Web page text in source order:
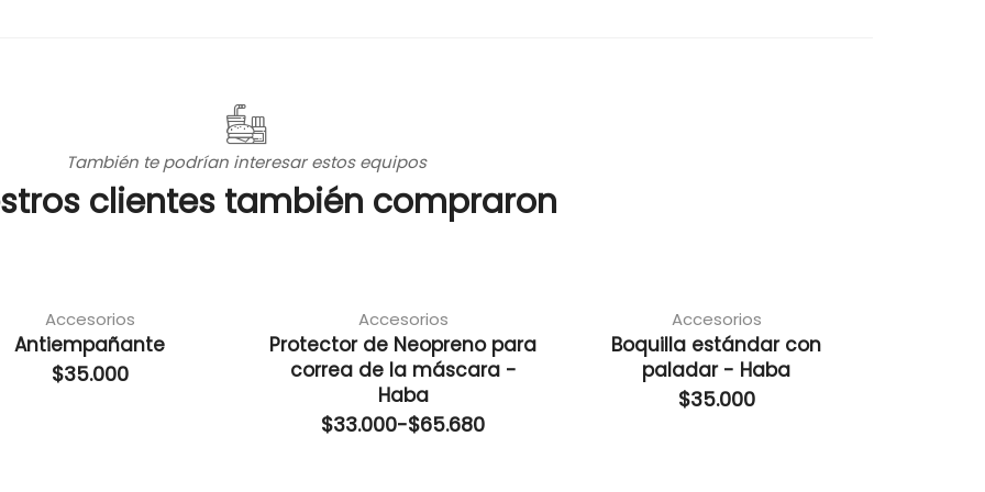
También te podrían interesar estos equipos
clientes también compraron
Accesorios
Antiempañante
$35.000
Accesorios
Protector de Neopreno para
correa de la máscara -
Haba
$33.000-$65.680
Accesorios
Boquilla estándar con
paladar - Haba
$35.000